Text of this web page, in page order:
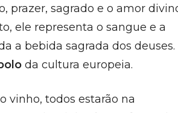
prazer, sagrado e o amor
ele representa o sangue e a
a bebida sagrada dos deuses.
da cultura europeia.
vinho, todos estarão na